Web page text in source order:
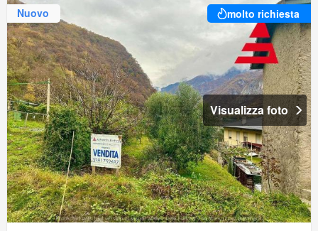
Nuovo molto richiesta
Visualizza foto